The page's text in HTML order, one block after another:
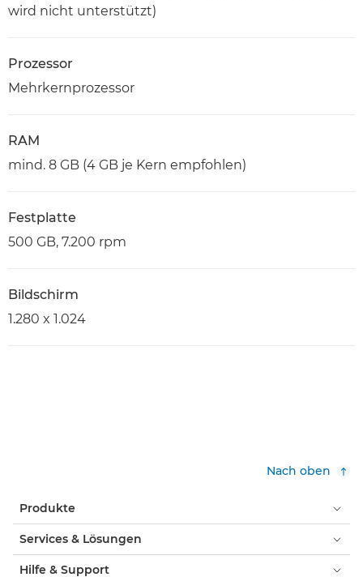
wird nicht unterstützt)
Prozessor
Mehrkernprozessor
RAM
mind. 8 GB (4 GB je Kern empfohlen)
Festplatte
500 GB, 7.200 rpm
Bildschirm
1.280 x 1.024
Nach oben
Produkte
Services & Lösungen
Hilfe & Support